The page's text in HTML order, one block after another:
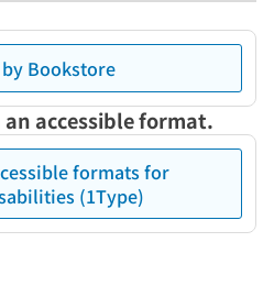
Bookstore
accessible format.
formats for
(1Type)